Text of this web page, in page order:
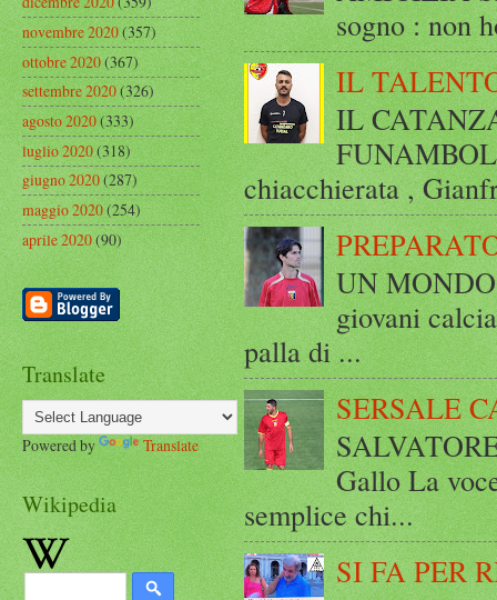
sogno : non
IL
IL
chiacchierata ,
UN
giovani
palla di ...
SERSALE
Gallo La
semplice chi...
SI FA PER
novembre 2020(357)
ottobre 2020(367)
settembre 2020(326)
agosto 2020(333)
luglio 2020(318)
giugno 2020(287)
maggio 2020(254)
aprile 2020(90)
Translate
Powered by Translate
Wikipedia